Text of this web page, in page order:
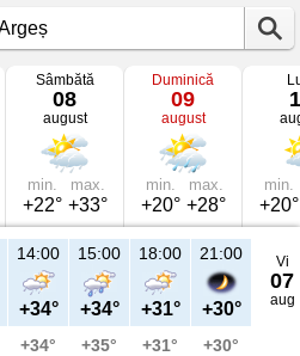
Sâmbătă
08
august
min.
+22°
max.
+33°
Duminică
09
august
min.
+20°
max.
+28°
min.
+20°
14:00
+34°
+34°
15:00
+34°
+35°
18:00
+31°
+31°
21:00
+30°
+30°
Vi
07
aug